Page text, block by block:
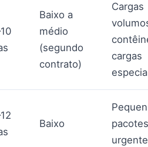
Baixo a
médio
(segundo
contrato)
Cargas
cargas
Baixo